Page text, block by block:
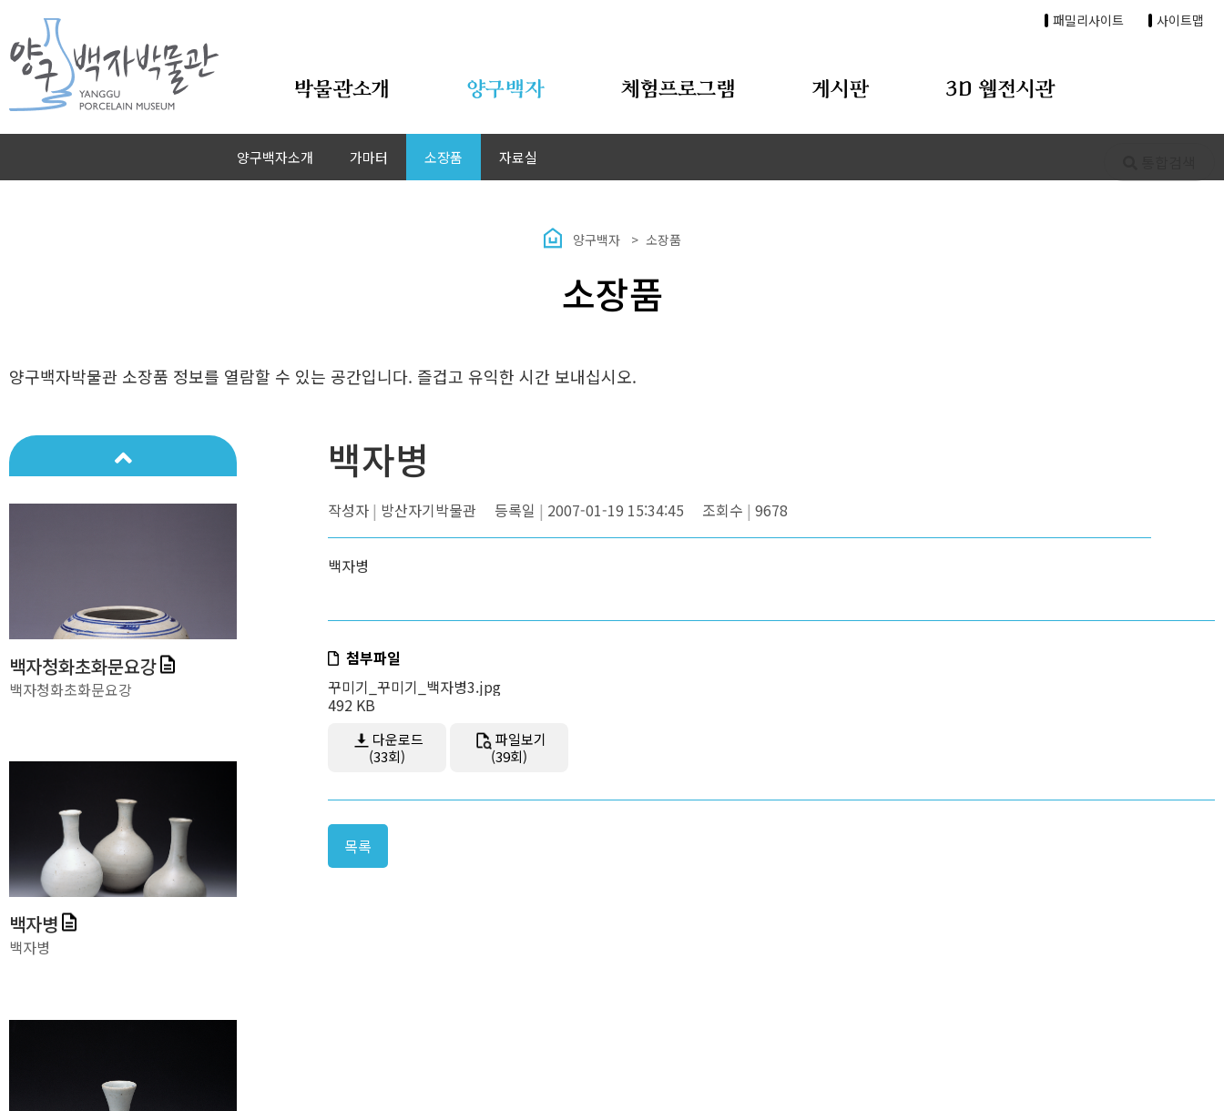
패밀리사이트 사이트맵
박물관소개 양구백자
양구백자소개 가마터 소장품 자료실
체험프로그램 게시판 3D 웹전시관
양구백자 소장품
소장품
양구백자박물관 소장품 정보를 열람할 수 있는 공간입니다. 즐겁고 유익한 시간 보내십시오.
백자청화福자문사발
백자청화초화문요강
백자청화초화문요강
백자병
백자병
백자병
작성자 방산자기박물관 등록일 2007-01-19 15:34:45 조회수 9678
백자병
첨부파일
꾸미기_꾸미기_백자병3.jpg
492 KB
다운로드
(33회)
파일보기
(39회)
목록